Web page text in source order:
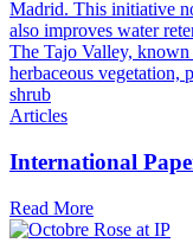
Articles
International
Read More